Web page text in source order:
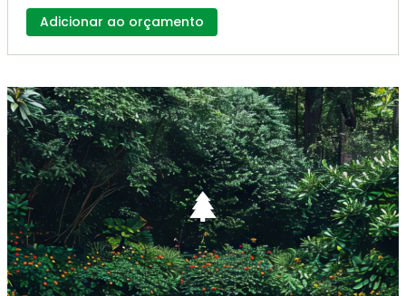
Adicionar ao orçamento